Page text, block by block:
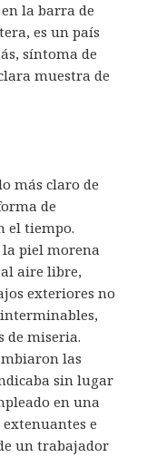
la barra de
es un país
síntoma de
muestra de
más claro de
de
el tiempo.
piel morena
aire libre,
exteriores no
de miseria.
las
sin lugar
en una
e
un trabajador